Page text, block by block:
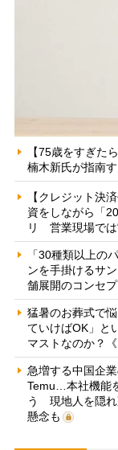
【75歳をすぎた
楠木新氏が指南
【クレジット決
資をしながら「
リ 営業現場では
「30種類以上の
ンを手掛けるサ
舗展開のコンセ
猛暑のお葬式で
ていけばOK」と
マストなのか？
急増する中国企
Temu…本社機能
う 現地人を隠れ
懸念も